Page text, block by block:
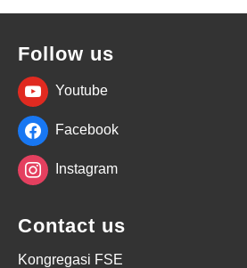
Follow us
Youtube
Facebook
Instagram
Contact us
Kongregasi FSE